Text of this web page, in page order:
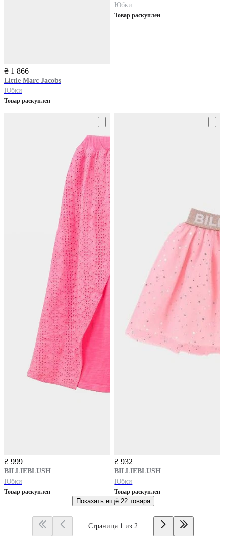
₴ 1 866
Little Marc Jacobs
Юбки
Товар раскуплен
Юбки
Товар раскуплен
₴ 999
BILLIEBLUSH
Юбки
Товар раскуплен
₴ 932
BILLIEBLUSH
Юбки
Товар раскуплен
Показать ещё 22 товара
Страница 1 из 2